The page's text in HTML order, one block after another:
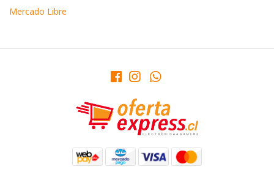
Mercado Libre